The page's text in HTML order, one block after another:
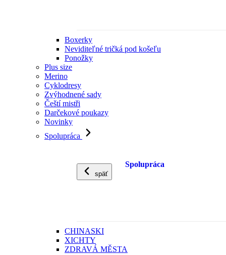
Boxerky
Neviditeľné tričká pod košeľu
Ponožky
Plus size
Merino
Cyklodresy
Zvýhodnené sady
Čeští mistři
Darčekové poukazy
Novinky
Spolupráca
späť
Spolupráca
CHINASKI
XICHTY
ZDRAVÁ MĚSTA